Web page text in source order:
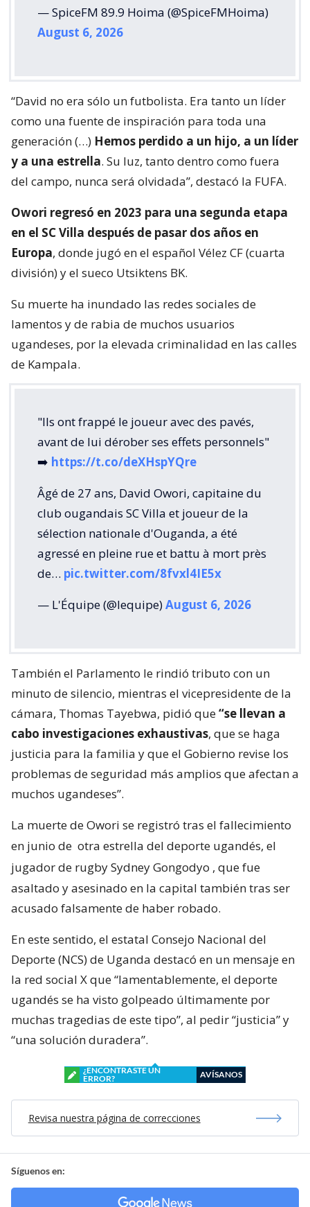
— SpiceFM 89.9 Hoima (@SpiceFMHoima)
August 6, 2026
“David no era sólo un futbolista. Era tanto un líder
como una fuente de inspiración para toda una
generación (…) Hemos perdido a un hijo, a un líder
y a una estrella. Su luz, tanto dentro como fuera
del campo, nunca será olvidada”, destacó la FUFA.
Owori regresó en 2023 para una segunda etapa
en el SC Villa después de pasar dos años en
Europa, donde jugó en el español Vélez CF (cuarta
división) y el sueco Utsiktens BK.
Su muerte ha inundado las redes sociales de
lamentos y de rabia de muchos usuarios
ugandeses, por la elevada criminalidad en las calles
de Kampala.
"Ils ont frappé le joueur avec des pavés,
avant de lui dérober ses effets personnels"
➡️ https://t.co/deXHspYQre
Âgé de 27 ans, David Owori, capitaine du
club ougandais SC Villa et joueur de la
sélection nationale d'Ouganda, a été
agressé en pleine rue et battu à mort près
de… pic.twitter.com/8fvxl4IE5x
— L'Équipe (@lequipe)August 6, 2026
También el Parlamento le rindió tributo con un
minuto de silencio, mientras el vicepresidente de la
cámara, Thomas Tayebwa, pidió que“se llevan a
cabo investigaciones exhaustivas, que se haga
justicia para la familia y que el Gobierno revise los
problemas de seguridad más amplios que afectan a
muchos ugandeses”.
La muerte de Owori se registró tras el fallecimiento
en junio de otra estrella del deporte ugandés, el
jugador de rugby Sydney Gongodyo , que fue
asaltado y asesinado en la capital también tras ser
acusado falsamente de haber robado.
En este sentido, el estatal Consejo Nacional del
Deporte (NCS) de Uganda destacó en un mensaje en
la red social X que “lamentablemente, el deporte
ugandés se ha visto golpeado últimamente por
muchas tragedias de este tipo”, al pedir “justicia” y
“una solución duradera”.
¿ENCONTRASTE UN
ERROR?
AVÍSANOS
Revisa nuestra página de correcciones
Síguenos en: